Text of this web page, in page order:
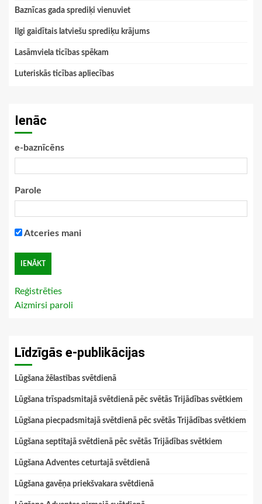
Baznīcas gada sprediķi vienuviet
Ilgi gaidītais latviešu sprediķu krājums
Lasāmviela ticības spēkam
Luteriskās ticības apliecības
Ienāc
e-baznīcēns
Parole
Atceries mani
Reģistrēties
Aizmirsi paroli
Līdzīgās e-publikācijas
Lūgšana žēlastības svētdienā
Lūgšana trīspadsmitajā svētdienā pēc svētās Trijādības svētkiem
Lūgšana piecpadsmitajā svētdienā pēc svētās Trijādības svētkiem
Lūgšana septītajā svētdienā pēc svētās Trijādības svētkiem
Lūgšana Adventes ceturtajā svētdienā
Lūgšana gavēņa priekšvakara svētdienā